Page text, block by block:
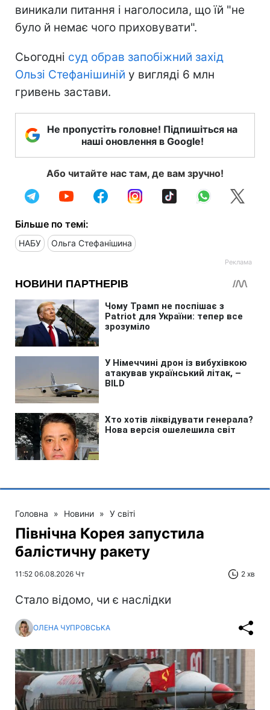
виникали питання і наголосила, що їй "не
було й немає чого приховувати".
Сьогодні суд обрав запобіжний захід
Ользі Стефанішиній у вигляді 6 млн
гривень застави.
Не пропустіть головне! Підпишіться на
наші оновлення в Google!
Або читайте нас там, де вам зручно!
Більше по темі:
НАБУ Ольга Стефанішина
Головна » Новини » У світі
Північна Корея запустила
балістичну ракету
11:52 06.08.2026 Чт 2 хв
Стало відомо, чи є наслідки
ОЛЕНА ЧУПРОВСЬКА